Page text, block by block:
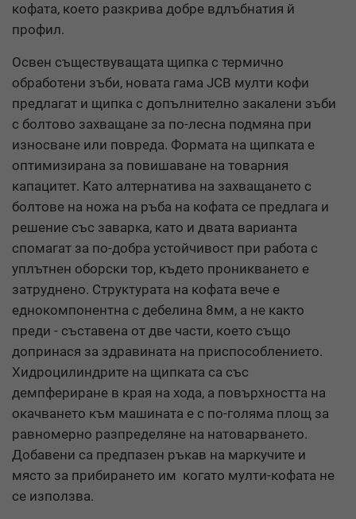
кофата, което разкрива добре вдлъбнатия й
профил.
Освен съществуващата щипка с термично
обработени зъби, новата гама JCB мулти кофи
предлагат и щипка с допълнително закалени зъби
с болтово захващане за по-лесна подмяна при
износване или повреда. Формата на щипката е
оптимизирана за повишаване на товарния
капацитет. Като алтернатива на захващането с
болтове на ножа на ръба на кофата се предлага и
решение със заварка, като и двата варианта
спомагат за по-добра устойчивост при работа с
уплътнен оборски тор, където проникването е
затруднено. Структурата на кофата вече е
еднокомпонентна с дебелина 8мм, а не както
преди - съставена от две части, което също
допринася за здравината на приспособлението.
Хидроцилиндрите на щипката са със
демпфериране в края на хода, а повърхността на
окачването към машината е с по-голяма площ за
равномерно разпределяне на натоварването.
Добавени са предпазен ръкав на маркучите и
място за прибирането им когато мулти-кофата не
се използва.